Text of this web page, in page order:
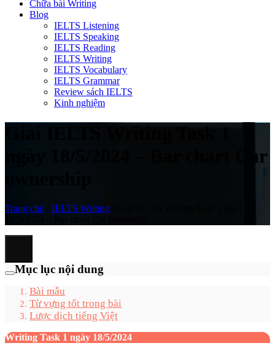
Chữa bài Writing
Blog
IELTS Listening
IELTS Speaking
IELTS Reading
IELTS Writing
IELTS Vocabulary
IELTS Grammar
Review sách IELTS
Kinh nghiệm
Giải IELTS Writing Task 1
ngày 18/5/2024 – Bar chart Car
Trang chủ IELTS Writing
Mục lục nội dung
Bài mẫu
Từ vựng tốt trong bài
Lược dịch tiếng Việt
Writing Task 1 ngày 18/5/2024